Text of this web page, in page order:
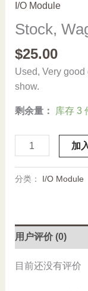
I/O Module
Stock,
$25.00
Used, Very
show.
剩余量： 库存 3
Stock,
Wago,
791,
量
加
分类： I/O Module
用户评价 (0)
目前还没有评价